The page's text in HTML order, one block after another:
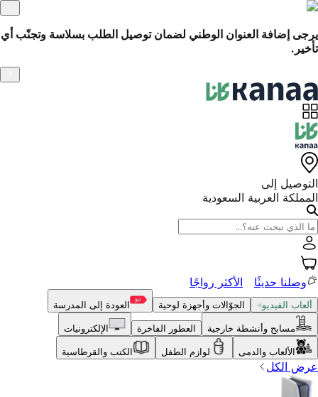
التوصيل إلى
المملكة العربية السعودية
وصلنا حديثًا الأكثر رواجًا
ألعاب الفيديو الجوّالات وأجهزة لوحية العودة إلى المدرسة
مسابح وأنشطة خارجية العطور الفاخرة الإلكترونيات
الألعاب والدمى لوازم الطفل الكتب والقرطاسية
عرض الكل